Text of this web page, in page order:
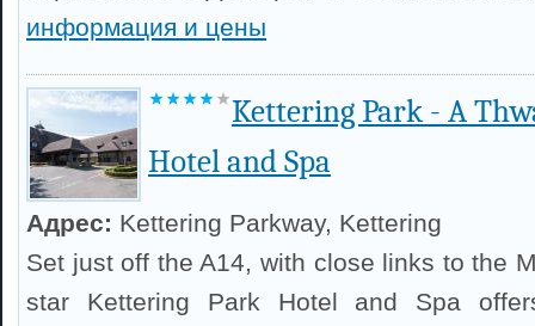
информация и цены
Kettering Park - A
Hotel and Spa
Адрес: Kettering Parkway, Kettering
Set just off the A14, with close links to the
star Kettering Park Hotel and Spa